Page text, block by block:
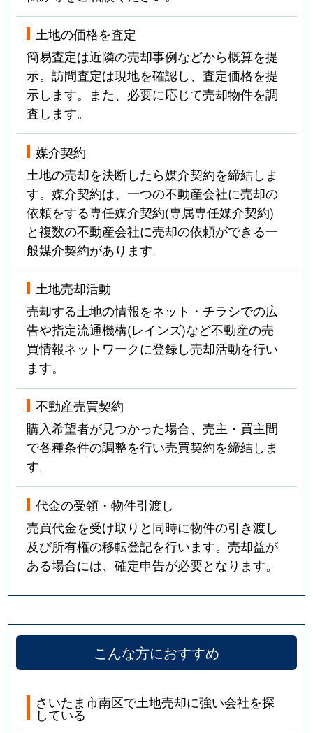
土地の価格を査定
簡易査定は近隣の売却事例などから概算を提
示。訪問査定は現地を確認し、査定価格を提
示します。また、必要に応じて売却物件を調
査します。
媒介契約
土地の売却を決断したら媒介契約を締結しま
す。媒介契約は、一つの不動産会社に売却の
依頼をする専任媒介契約(専属専任媒介契約)
と複数の不動産会社に売却の依頼ができる一
般媒介契約があります。
土地売却活動
売却する土地の情報をネット・チラシでの広
告や指定流通機構(レインズ)など不動産の売
買情報ネットワークに登録し売却活動を行い
ます。
不動産売買契約
購入希望者が見つかった場合、売主・買主間
で各種条件の調整を行い売買契約を締結しま
す。
代金の受領・物件引渡し
売買代金を受け取りと同時に物件の引き渡し
及び所有権の移転登記を行います。売却益が
ある場合には、確定申告が必要となります。
こんな方におすすめ
さいたま市南区で土地売却に強い会社を探
している